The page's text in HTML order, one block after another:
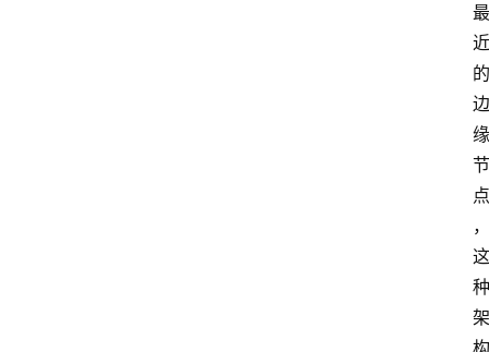
最
近
的
边
缘
节
点
，
这
种
架
构